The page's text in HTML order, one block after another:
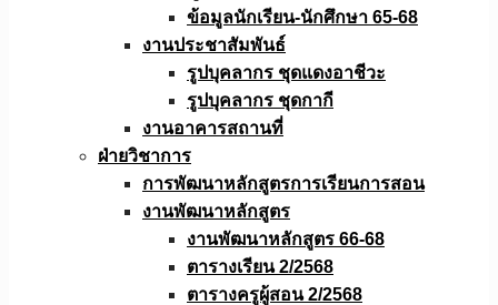
ข้อมูลนักเรียน-นักศึกษา 65-68
งานประชาสัมพันธ์
รูปบุคลากร ชุดแดงอาชีวะ
รูปบุคลากร ชุดกากี
งานอาคารสถานที่
ฝ่ายวิชาการ
การพัฒนาหลักสูตรการเรียนการสอน
งานพัฒนาหลักสูตร
งานพัฒนาหลักสูตร 66-68
ตารางเรียน 2/2568
ตารางครูผู้สอน 2/2568